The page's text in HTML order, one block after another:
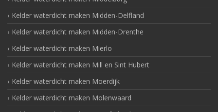
Kelder waterdicht maken Midden-Delfland
Kelder waterdicht maken Midden-Drenthe
Kelder waterdicht maken Mierlo
Kelder waterdicht maken Mill en Sint Hubert
Kelder waterdicht maken Moerdijk
Kelder waterdicht maken Molenwaard